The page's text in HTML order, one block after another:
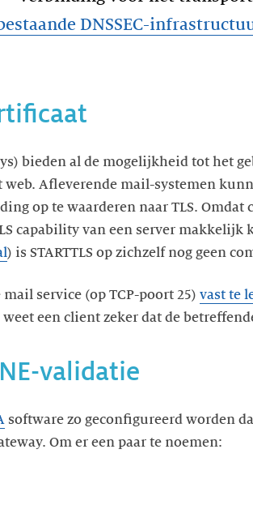
DNSSEC-
bieden al de mogelijkheid tot het
web. Afleverende mail-systemen
op te waarderen naar TLS.
capability van een server
) is STARTTLS op zichzelf nog geen
service (op TCP-poort 25) vast te
weet een client zeker dat de
validatie
software zo geconfigureerd worden
Om er een paar te noemen: